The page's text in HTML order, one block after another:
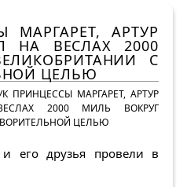
МАРГАРЕТ, АРТУР
НА ВЕСЛАХ 2000
С
ЦЕЛЬЮ
ПРИНЦЕССЫ МАРГАРЕТ, АРТУР
2000 МИЛЬ ВОКРУГ
ЦЕЛЬЮ
его друзья провели в